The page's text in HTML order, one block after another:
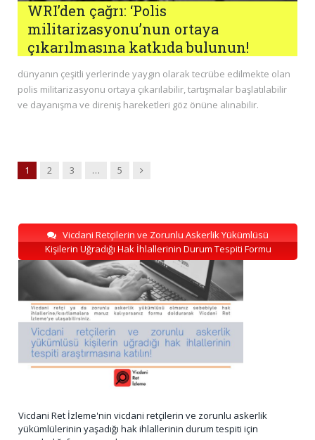
WRI’den çağrı: ‘Polis
militarizasyonu’nun ortaya
çıkarılmasına katkıda bulunun!
dünyanın çeşitli yerlerinde yaygın olarak tecrübe edilmekte olan
polis militarizasyonu ortaya çıkarılabilir, tartışmalar başlatılabilir
ve dayanışma ve direniş hareketleri göz önüne alınabilir.
1 2 3 … 5 Next
Vicdani Retçilerin ve Zorunlu Askerlik Yükümlüsü
Kişilerin Uğradığı Hak İhlallerinin Durum Tespiti Formu
Vicdani Ret İzleme'nin vicdani retçilerin ve zorunlu askerlik
yükümlülerinin yaşadığı hak ihlallerinin durum tespiti için